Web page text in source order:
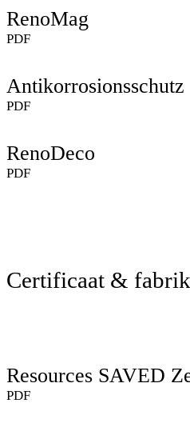
RenoMag
PDF
Antikorrosionsschutz
PDF
RenoDeco
PDF
Certificaat &
Resources SAVED
PDF